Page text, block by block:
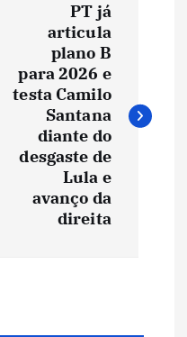
PT já
articula
plano B
para 2026 e
testa Camilo
Santana
diante do
desgaste de
Lula e
avanço da
direita